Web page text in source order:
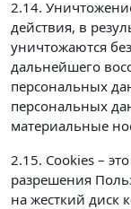
2.14.
действия, в
уничтожаются
дальнейшего
персональных
персональных
материальные
2.15. Cookies –
разрешения
на жесткий диск